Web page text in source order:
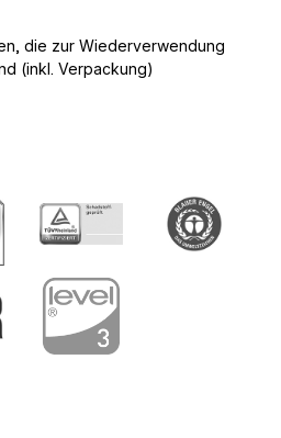
die zur Wiederverwendung
(inkl. Verpackung)